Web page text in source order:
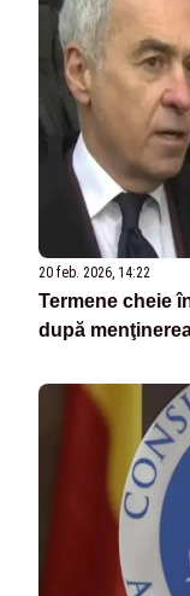
20 feb. 2026, 14:22
Termene cheie
după